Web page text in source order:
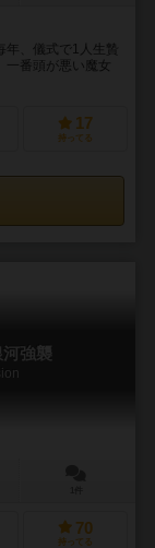
、儀式で1人生贄
番頭が悪い魔女
17
持ってる
強襲
70
持ってる